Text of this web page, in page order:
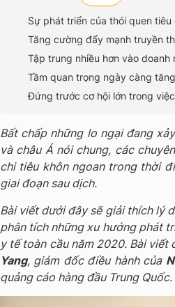
Sự phát triển của thói quen
Tăng cường đẩy mạnh truyền
Tập trung nhiều hơn vào
Tầm quan trọng ngày càng
Đứng trước cơ hội lớn trong
Bất chấp những lo ngại đang
và châu Á nói chung, các
chi tiêu khôn ngoan trong thời
giai đoạn sau dịch.
Bài viết dưới đây sẽ giải thích lý
phân tích những xu hướng phát
y tế toàn cầu năm 2020. Bài
Yang, giám đốc điều hành của
quảng cáo hàng đầu Trung Quốc.